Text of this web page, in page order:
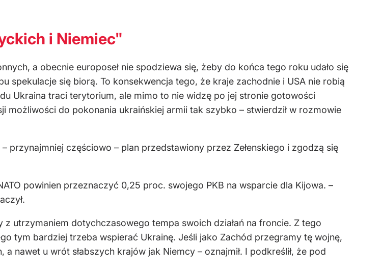
i Niemiec"
a obecnie europoseł nie spodziewa się, żeby do końca tego roku udało się
spekulacje się biorą. To konsekwencja tego, że kraje zachodnie i USA nie robią
Ukraina traci terytorium, ale mimo to nie widzę po jej stronie gotowości
możliwości do pokonania ukraińskiej armii tak szybko – stwierdził w rozmowie
przynajmniej częściowo – plan przedstawiony przez Zełenskiego i zgodzą się
powinien przeznaczyć 0,25 proc. swojego PKB na wsparcie dla Kijowa. –
utrzymaniem dotychczasowego tempa swoich działań na froncie. Z tego
tym bardziej trzeba wspierać Ukrainę. Jeśli jako Zachód przegramy tę wojnę,
nawet u wrót słabszych krajów jak Niemcy – oznajmił. I podkreślił, że pod